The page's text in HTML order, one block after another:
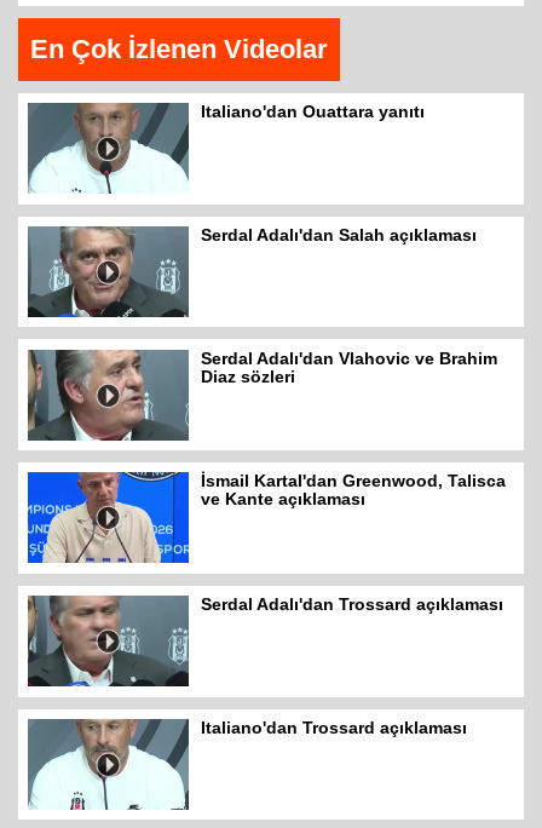
En Çok İzlenen Videolar
Italiano'dan Ouattara yanıtı
Serdal Adalı'dan Salah açıklaması
Serdal Adalı'dan Vlahovic ve Brahim
Diaz sözleri
İsmail Kartal'dan Greenwood, Talisca
ve Kante açıklaması
Serdal Adalı'dan Trossard açıklaması
Italiano'dan Trossard açıklaması